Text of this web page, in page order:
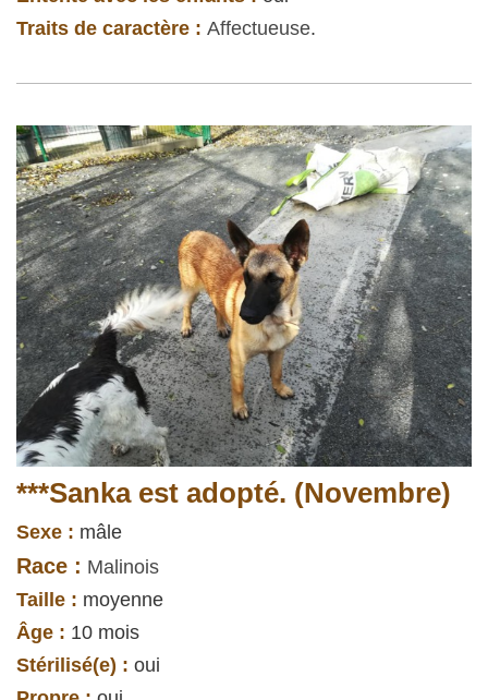
Traits de caractère : Affectueuse.
***Sanka est adopté. (Novembre)
Sexe : mâle
Race : Malinois
Taille : moyenne
Âge : 10 mois
Stérilisé(e) : oui